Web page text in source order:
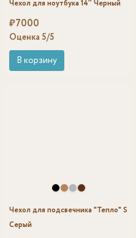
Чехол для ноутбука 14’’ Черный
₽7000
Оценка 5/5
В корзину
Чехол для подсвечника "Тепло" S
Серый